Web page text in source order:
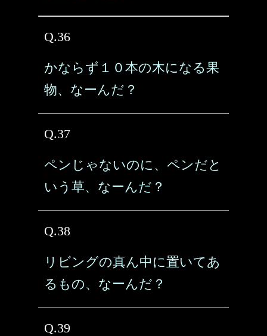
Q.36
かならず１０本の木になる果
物、なーんだ？
Q.37
ペンじゃないのに、ペンだと
いう草、なーんだ？
Q.38
リビングの真ん中に置いてあ
るもの、なーんだ？
Q.39